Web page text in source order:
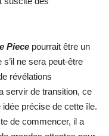
Piece pourrait être un
ne sera peut-être
révélations
servir de transition, ce
précise de cette île.
de commencer, il a